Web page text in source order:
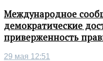
Международное
демократические
приверженность
29 мая 12:51